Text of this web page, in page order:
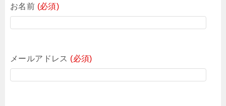
お名前 (必須)
メールアドレス (必須)